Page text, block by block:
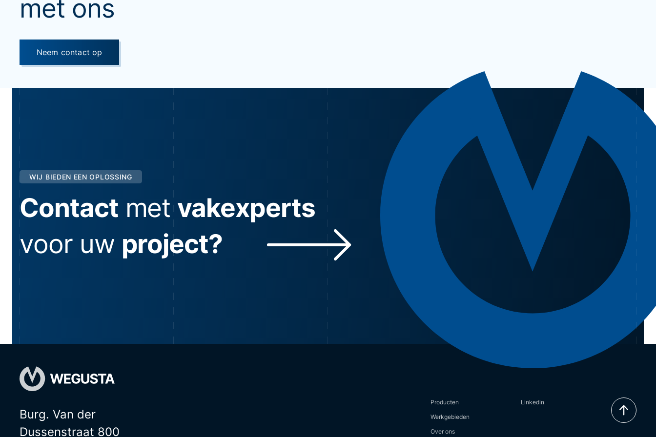
met ons
Neem contact op
WIJ BIEDEN EEN OPLOSSING
Contact metvakexperts
voor uw project?
Burg. Van der
Dussenstraat 800
Producten
Werkgebieden
Over ons
Linkedin